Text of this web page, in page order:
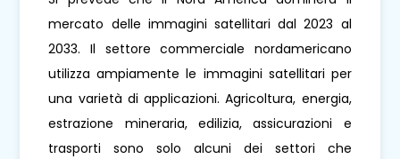
mercato delle immagini satellitari dal 2023 al
2033. Il settore commerciale nordamericano
utilizza ampiamente le immagini satellitari per
una varietà di applicazioni. Agricoltura, energia,
estrazione mineraria, edilizia, assicurazioni e
trasporti sono solo alcuni dei settori che